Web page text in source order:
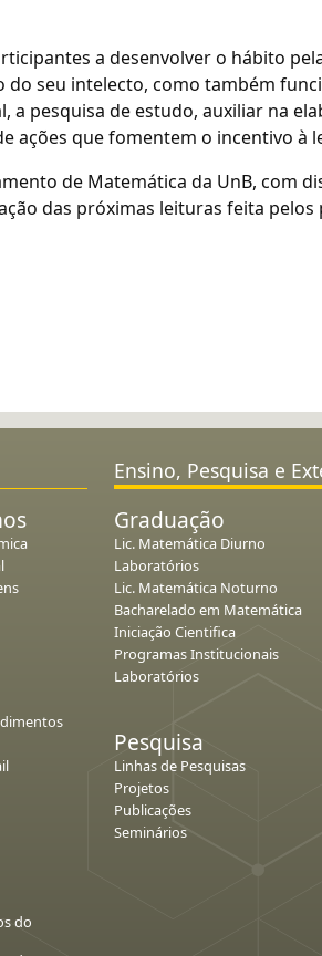
a desenvolver o hábito
seu intelecto, como também
a pesquisa de estudo, auxiliar na
ações que fomentem o incentivo à
de Matemática da UnB, com
das próximas leituras feita
do
Ensino, Pesquisa e
Graduação
Lic. Matemática Diurno
Laboratórios
Lic. Matemática Noturno
Bacharelado em Matemática
Iniciação Cientifica
Programas Institucionais
Laboratórios
Pesquisa
Linhas de Pesquisas
Projetos
Publicações
Seminários